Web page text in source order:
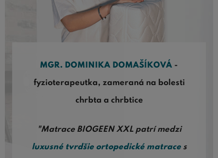
MGR. DOMINIKA DOMAŠÍKOVÁ -
fyzioterapeutka, zameraná na bolesti
chrbta a chrbtice
"Matrace BIOGEEN XXL patrí medzi
luxusné tvrdšie ortopedické matraces